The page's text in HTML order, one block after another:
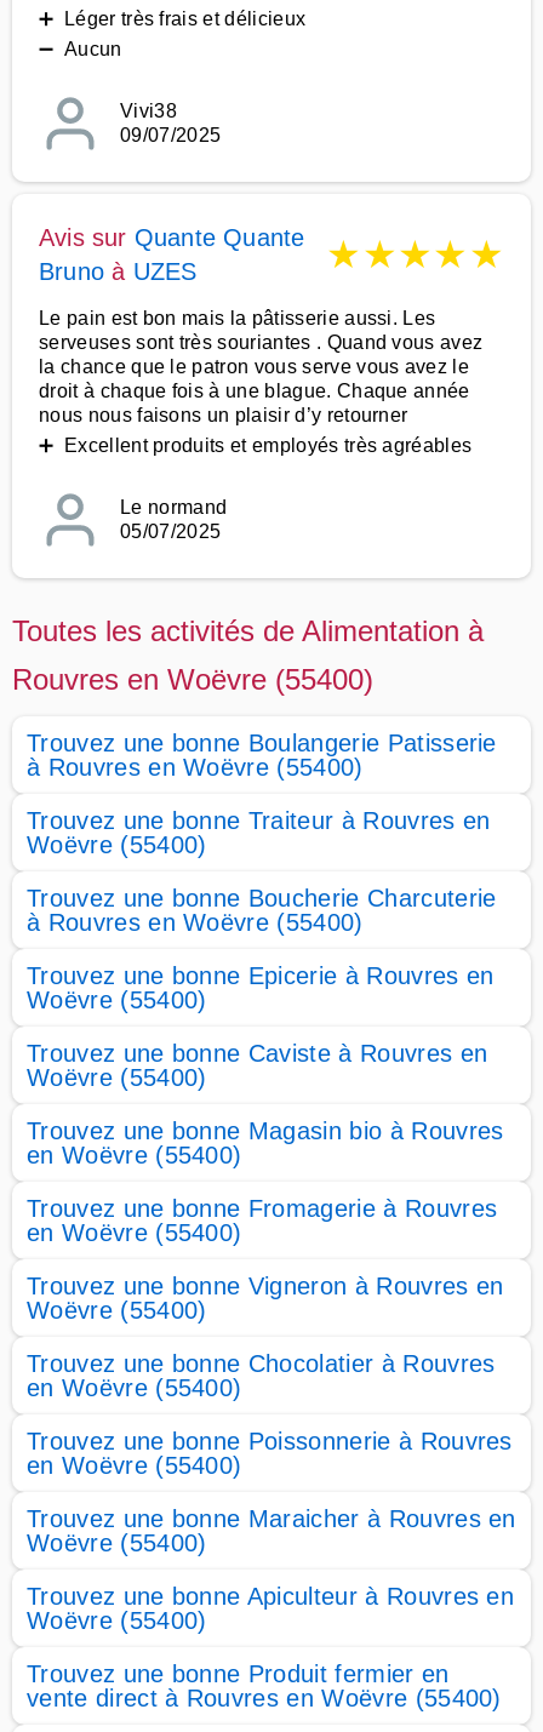
➕ Léger très frais et délicieux
➖ Aucun
Vivi38
09/07/2025
Avis sur Quante Quante
Bruno à UZES ★★★★★
Le pain est bon mais la pâtisserie aussi. Les
serveuses sont très souriantes . Quand vous avez
la chance que le patron vous serve vous avez le
droit à chaque fois à une blague. Chaque année
nous nous faisons un plaisir d’y retourner
➕ Excellent produits et employés très agréables
Le normand
05/07/2025
Toutes les activités de Alimentation à
Rouvres en Woëvre (55400)
Trouvez une bonne Boulangerie Patisserie
à Rouvres en Woëvre (55400)
Trouvez une bonne Traiteur à Rouvres en
Woëvre (55400)
Trouvez une bonne Boucherie Charcuterie
à Rouvres en Woëvre (55400)
Trouvez une bonne Epicerie à Rouvres en
Woëvre (55400)
Trouvez une bonne Caviste à Rouvres en
Woëvre (55400)
Trouvez une bonne Magasin bio à Rouvres
en Woëvre (55400)
Trouvez une bonne Fromagerie à Rouvres
en Woëvre (55400)
Trouvez une bonne Vigneron à Rouvres en
Woëvre (55400)
Trouvez une bonne Chocolatier à Rouvres
en Woëvre (55400)
Trouvez une bonne Poissonnerie à Rouvres
en Woëvre (55400)
Trouvez une bonne Maraicher à Rouvres en
Woëvre (55400)
Trouvez une bonne Apiculteur à Rouvres en
Woëvre (55400)
Trouvez une bonne Produit fermier en
vente direct à Rouvres en Woëvre (55400)